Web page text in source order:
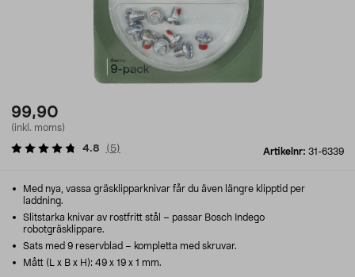
99,90
(inkl. moms)
Artikelnr: 31-6339
4.8 ( 5)
Med nya, vassa gräsklipparknivar får du även längre klipptid per
laddning.
Slitstarka knivar av rostfritt stål – passar Bosch Indego
robotgräsklippare.
Sats med 9 reservblad – kompletta med skruvar.
Mått (L x B x H): 49 x 19 x 1 mm.